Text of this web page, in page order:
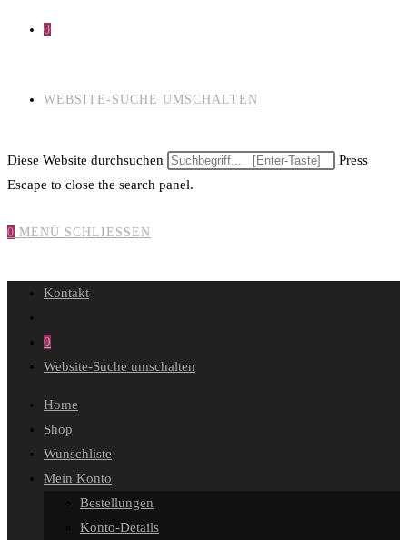
0
WEBSITE-SUCHE UMSCHALTEN
Diese Website durchsuchen
Press
Escape to close the search panel.
0 MENÜ SCHLIESSEN
Kontakt
0
Website-Suche umschalten
Home
Shop
Wunschliste
Mein Konto
Bestellungen
Konto-Details